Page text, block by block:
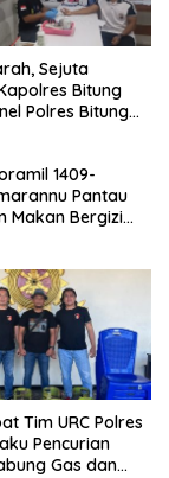
Sejuta
Bitung
Polres Bitung
1409-
Pantau
Makan Bergizi
Tim URC Polres
Pencurian
Gas dan